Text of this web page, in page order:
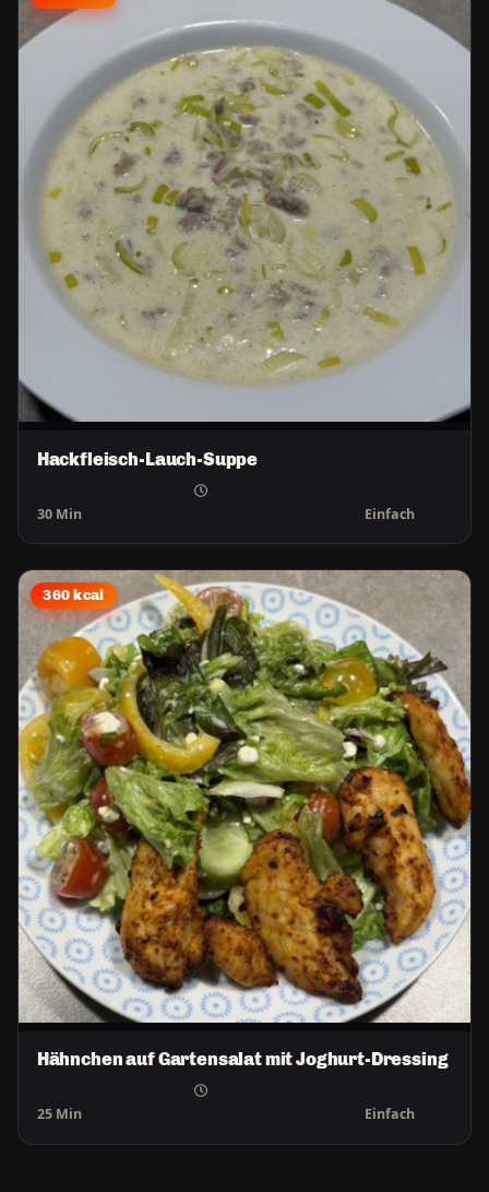
Hackfleisch-Lauch-Suppe
30 Min Einfach
360 kcal
Hähnchen auf Gartensalat mit Joghurt-Dressing
25 Min Einfach